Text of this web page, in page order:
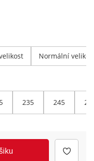
Normální
235 245